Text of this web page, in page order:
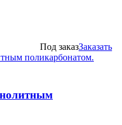
Под заказЗаказать